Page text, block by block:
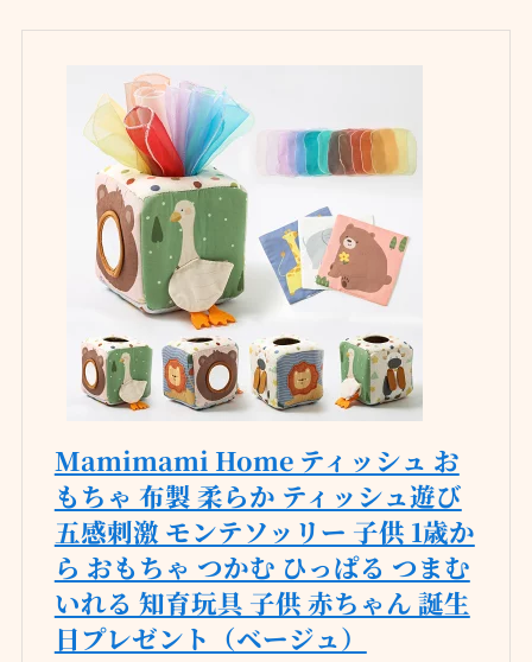
Mamimami Home ティッシュ お
もちゃ 布製 柔らか ティッシュ遊び
五感刺激 モンテソッリー 子供 1歳か
ら おもちゃ つかむ ひっぱる つまむ
いれる 知育玩具 子供 赤ちゃん 誕生
日プレゼント（ベージュ）